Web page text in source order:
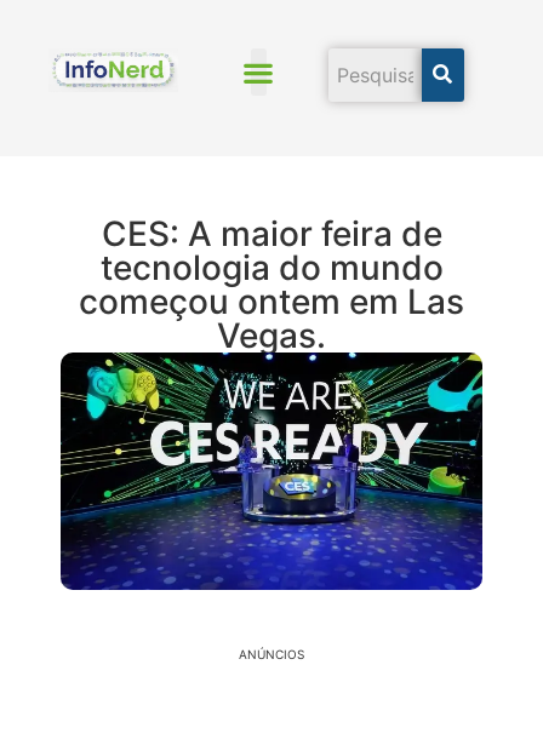
CES: A maior feira de
tecnologia do mundo
começou ontem em Las
Vegas.
ANÚNCIOS